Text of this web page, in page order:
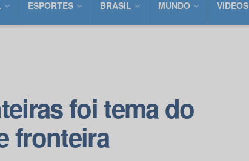
ESPORTES BRASIL MUNDO VIDEOS
foi tema do
fronteira